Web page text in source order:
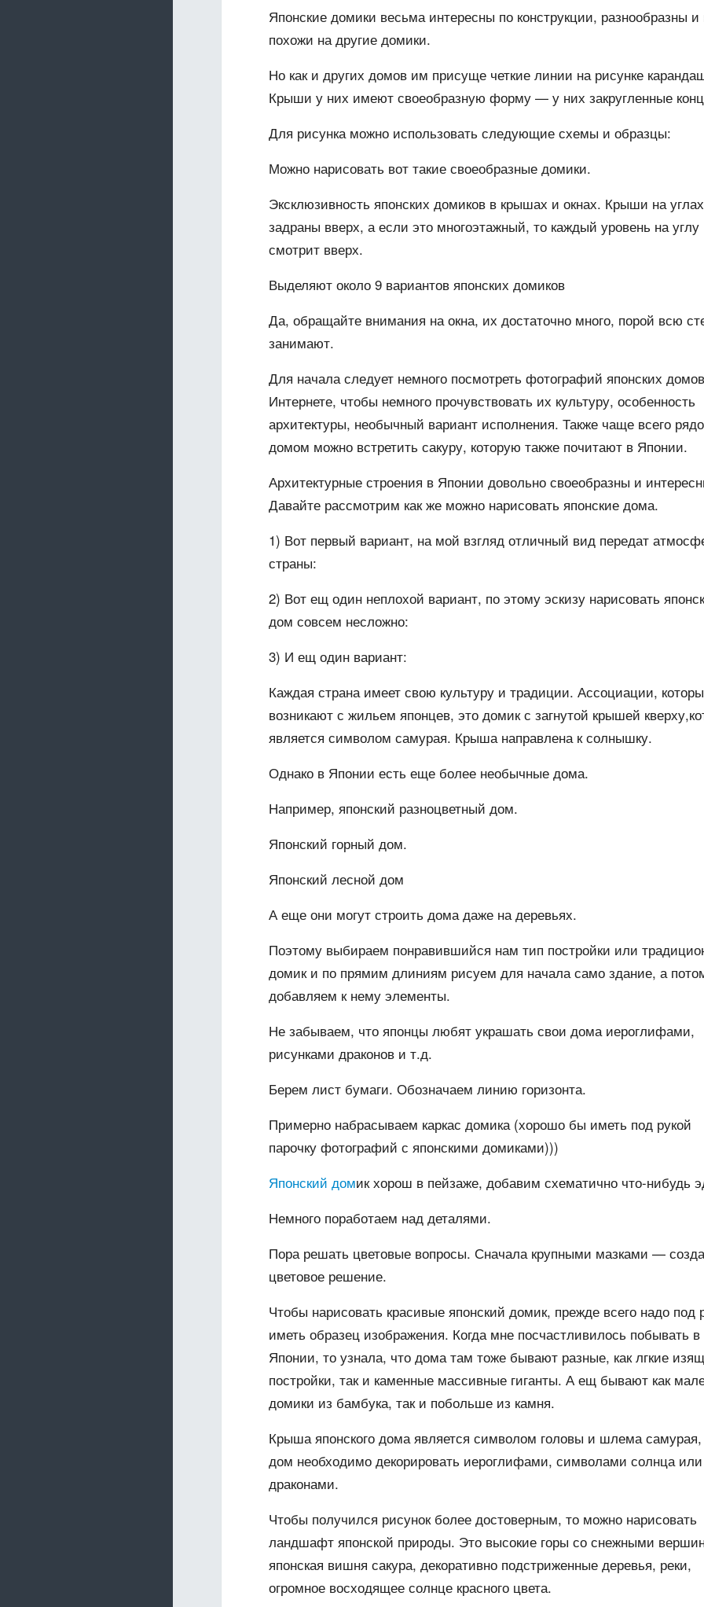
Японские домики весьма интересны по конструкции, разнообразны и
похожи на другие домики.
Но как и других домов им присуще четкие линии на рисунке
Крыши у них имеют своеобразную форму — у них закругленные
Для рисунка можно использовать следующие схемы и образцы:
Можно нарисовать вот такие своеобразные домики.
Эксклюзивность японских домиков в крышах и окнах. Крыши на углах
задраны вверх, а если это многоэтажный, то каждый уровень на углу
смотрит вверх.
Выделяют около 9 вариантов японских домиков
Да, обращайте внимания на окна, их достаточно много, порой всю
занимают.
Для начала следует немного посмотреть фотографий японских
Интернете, чтобы немного прочувствовать их культуру, особенность
архитектуры, необычный вариант исполнения. Также чаще всего
домом можно встретить сакуру, которую также почитают в Японии.
Архитектурные строения в Японии довольно своеобразны и
Давайте рассмотрим как же можно нарисовать японские дома.
1) Вот первый вариант, на мой взгляд отличный вид передат
страны:
2) Вот ещ один неплохой вариант, по этому эскизу нарисовать
дом совсем несложно:
3) И ещ один вариант:
Каждая страна имеет свою культуру и традиции. Ассоциации,
возникают с жильем японцев, это домик с загнутой крышей
является символом самурая. Крыша направлена к солнышку.
Однако в Японии есть еще более необычные дома.
Например, японский разноцветный дом.
Японский горный дом.
Японский лесной дом
А еще они могут строить дома даже на деревьях.
Поэтому выбираем понравившийся нам тип постройки или
домик и по прямим длиниям рисуем для начала само здание, а
добавляем к нему элементы.
Не забываем, что японцы любят украшать свои дома иероглифами,
рисунками драконов и т.д.
Берем лист бумаги. Обозначаем линию горизонта.
Примерно набрасываем каркас домика (хорошо бы иметь под рукой
парочку фотографий с японскими домиками)))
Японский домик хорош в пейзаже, добавим схематично что-нибудь
Немного поработаем над деталями.
Пора решать цветовые вопросы. Сначала крупными мазками —
цветовое решение.
Чтобы нарисовать красивые японский домик, прежде всего надо под
иметь образец изображения. Когда мне посчастливилось побывать в
Японии, то узнала, что дома там тоже бывают разные, как лгкие
постройки, так и каменные массивные гиганты. А ещ бывают как
домики из бамбука, так и побольше из камня.
Крыша японского дома является символом головы и шлема
дом необходимо декорировать иероглифами, символами солнца или
драконами.
Чтобы получился рисунок более достоверным, то можно нарисовать
ландшафт японской природы. Это высокие горы со снежными
японская вишня сакура, декоративно подстриженные деревья, реки,
огромное восходящее солнце красного цвета.